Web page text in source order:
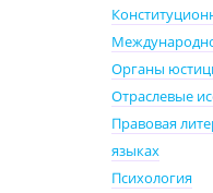
Органы
Отраслевые
Правовая
языках
Психология